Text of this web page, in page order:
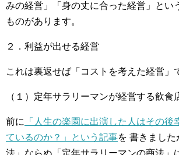
みの経営」「身の丈に合った経営」とい
ものがあります。
２．利益が出せる経営
これは裏返せば「コストを考えた経営」
（１）定年サラリーマンが経営する飲食
前に
「人生の楽園に出演した人はその後
ているのか？」という記事を 書きまし
法」ならぬ「定年サラリーマンの商法」